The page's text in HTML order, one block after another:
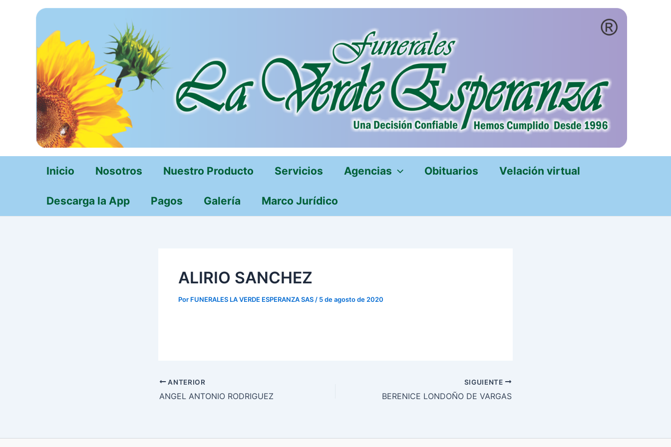
Inicio Nosotros Nuestro Producto Servicios Agencias Obituarios Velación virtual
Descarga la App Pagos Galería Marco Jurídico
ALIRIO SANCHEZ
Por FUNERALES LA VERDE ESPERANZA SAS / 5 de agosto de 2020
ANTERIOR
ANGEL ANTONIO RODRIGUEZ
SIGUIENTE
BERENICE LONDOÑO DE VARGAS